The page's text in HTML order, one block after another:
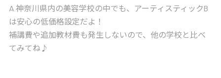
A.神奈川県内の美容学校の中でも、アーティスティックB
は安心の低価格設定だよ！
補講費や追加教材費も発生しないので、他の学校と比べ
てみてね♪